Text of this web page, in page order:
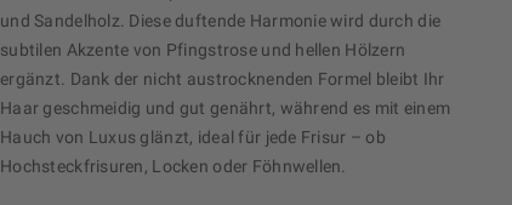
und Sandelholz. Diese duftende Harmonie wird durch die
subtilen Akzente von Pfingstrose und hellen Hölzern
ergänzt. Dank der nicht austrocknenden Formel bleibt Ihr
Haar geschmeidig und gut genährt, während es mit einem
Hauch von Luxus glänzt, ideal für jede Frisur – ob
Hochsteckfrisuren, Locken oder Föhnwellen.